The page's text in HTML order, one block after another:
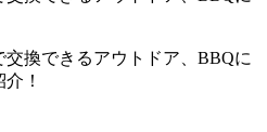
換できるアウトドア、BBQに
！